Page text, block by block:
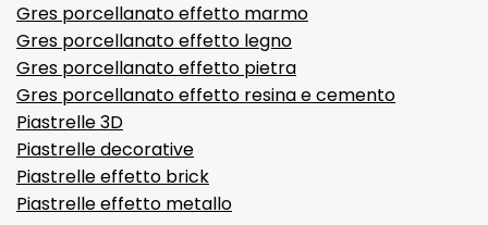
Gres porcellanato effetto marmo
Gres porcellanato effetto legno
Gres porcellanato effetto pietra
Gres porcellanato effetto resina e cemento
Piastrelle 3D
Piastrelle decorative
Piastrelle effetto brick
Piastrelle effetto metallo